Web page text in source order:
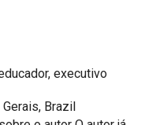
executivo
Brazil